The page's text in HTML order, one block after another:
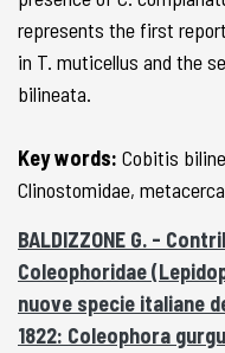
represents the first
in T. muticellus and the
bilineata.
Key words: Cobitis
Clinostomidae,
BALDIZZONE G. -
Coleophoridae
nuove specie italiane
1822: Coleophora